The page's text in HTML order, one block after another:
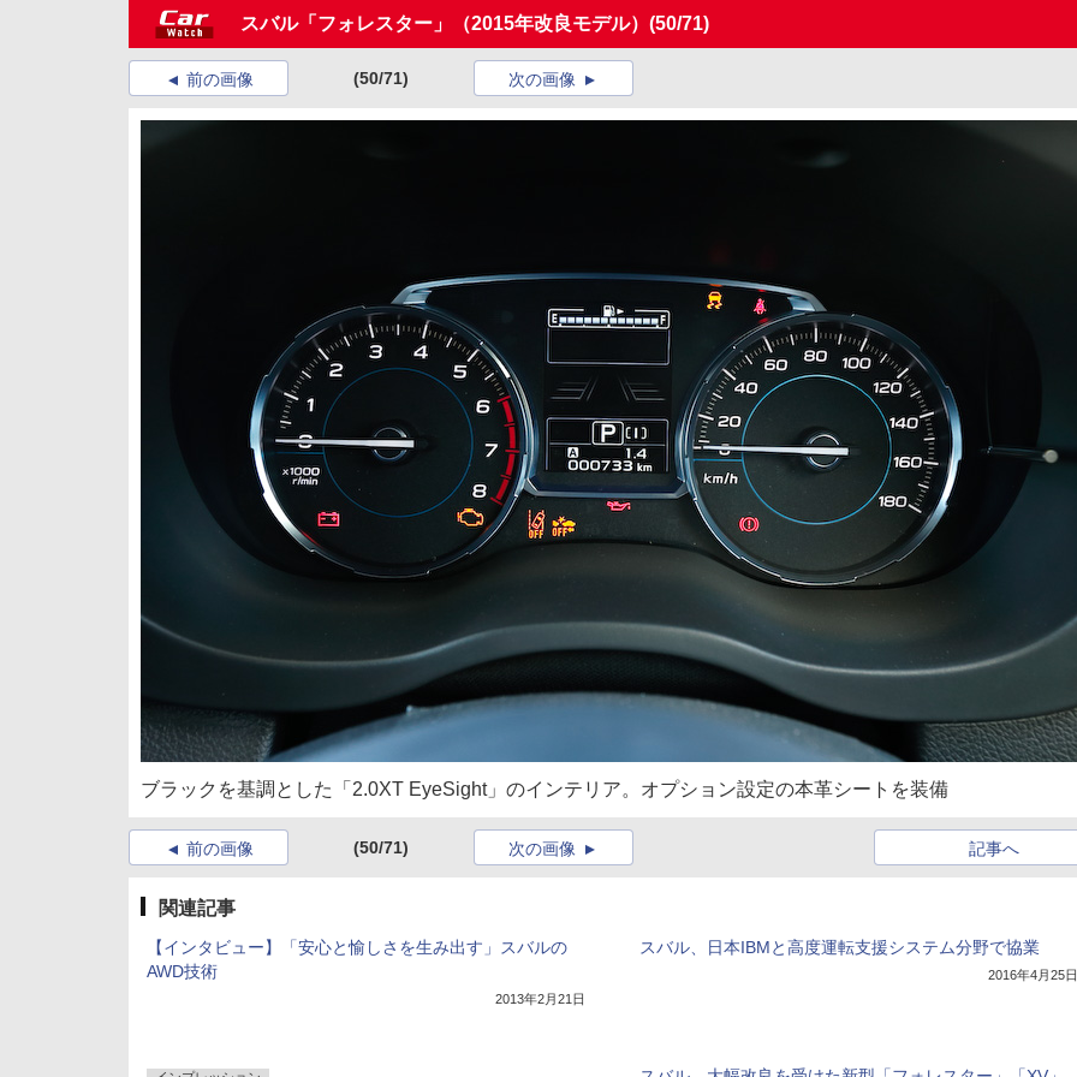
スバル「フォレスター」（2015年改良モデル） (50/71)
前の画像 (50/71) 次の画像
ブラックを基調とした「2.0XT EyeSight」のインテリア。オプション設定の本革シートを装備
前の画像 (50/71) 記事へ
次の画像
関連記事
【インタビュー】「安心と愉しさを生み出す」スバルの
AWD技術
2013年2月21日
スバル、日本IBMと高度運転支援システム分野で協業
2016年4月25日